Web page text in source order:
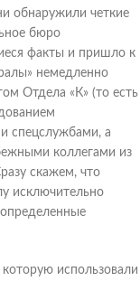
обнаружили четкие
бюро
факты и пришло к
немедленно
Отдела «К» (то есть
спецслужбами, а
коллегами из
скажем, что
исключительно
которую использовали